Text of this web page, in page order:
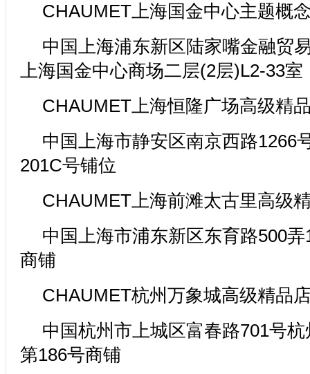
CHAUMET上海国金中心主题概
中国上海浦东新区陆家嘴金融贸
上海国金中心商场二层(2层)L2-33室
CHAUMET上海恒隆广场高级精
中国上海市静安区南京西路1266
201C号铺位
CHAUMET上海前滩太古里高级
中国上海市浦东新区东育路500
商铺
CHAUMET杭州万象城高级精品
中国杭州市上城区富春路701号
第186号商铺